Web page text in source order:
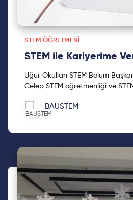
STEM ÖĞRETMENI
STEM ile Kariyerime
Uğur Okulları STEM Bölüm
Celep STEM öğretmenliği ve
BAUSTEM